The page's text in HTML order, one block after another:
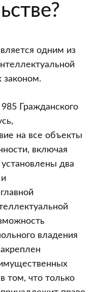
одним из
законом.
Гражданского
на все объекты
включая
два
владения
том, что только